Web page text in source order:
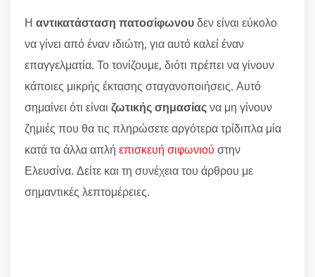
Η αντικατάσταση πατοσίφωνουδεν είναι εύκολο
να γίνει από έναν ιδιώτη, για αυτό καλεί έναν
επαγγελματία. Το τονίζουμε, διότι πρέπει να γίνουν
κάποιες μικρής έκτασης σταγανοποιήσεις. Αυτό
σημαίνει ότι είναι ζωτικής σημασίαςνα μη γίνουν
ζημιές που θα τις πληρώσετε αργότερα τρίδιπλα μία
κατά τα άλλα απλή επισκευή σιφωνιού στην
Ελευσίνα. Δείτε και τη συνέχεια του άρθρου με
σημαντικές λεπτομέρειες.